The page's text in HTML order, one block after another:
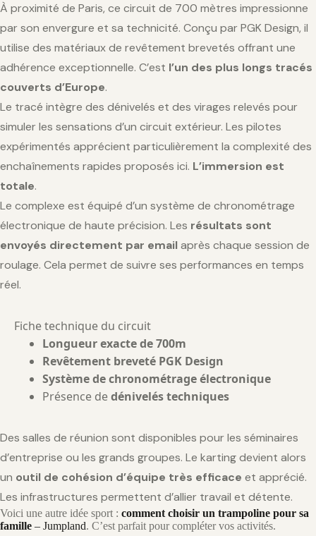
À proximité de Paris, ce circuit de 700 mètres impressionne
par son envergure et sa technicité. Conçu par PGK Design, il
utilise des matériaux de revêtement brevetés offrant une
adhérence exceptionnelle. C’est l’un des plus longs tracés
couverts d’Europe.
Le tracé intègre des dénivelés et des virages relevés pour
simuler les sensations d’un circuit extérieur. Les pilotes
expérimentés apprécient particulièrement la complexité des
enchaînements rapides proposés ici. L’immersion est
totale.
Le complexe est équipé d’un système de chronométrage
électronique de haute précision. Les résultats sont
envoyés directement par emailaprès chaque session de
roulage. Cela permet de suivre ses performances en temps
réel.
Fiche technique du circuit
Longueur exacte de 700m
Revêtement breveté PGK Design
Système de chronométrage électronique
Présence dedénivelés techniques
Des salles de réunion sont disponibles pour les séminaires
d’entreprise ou les grands groupes. Le karting devient alors
un outil de cohésion d’équipe très efficace et apprécié.
Les infrastructures permettent d’allier travail et détente.
Voici une autre idée sport : comment choisir un trampoline pour sa
famille – Jumpland. C’est parfait pour compléter vos activités.